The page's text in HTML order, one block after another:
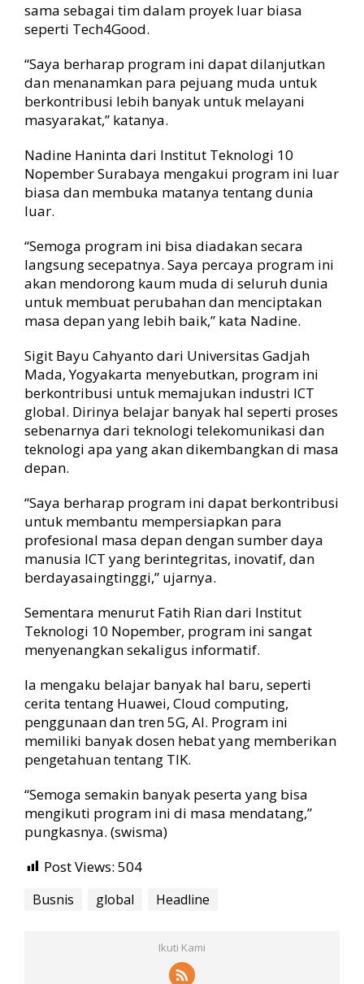
sama sebagai tim dalam proyek luar biasa
seperti Tech4Good.
“Saya berharap program ini dapat dilanjutkan
dan menanamkan para pejuang muda untuk
berkontribusi lebih banyak untuk melayani
masyarakat,” katanya.
Nadine Haninta dari Institut Teknologi 10
Nopember Surabaya mengakui program ini luar
biasa dan membuka matanya tentang dunia
luar.
“Semoga program ini bisa diadakan secara
langsung secepatnya. Saya percaya program ini
akan mendorong kaum muda di seluruh dunia
untuk membuat perubahan dan menciptakan
masa depan yang lebih baik,” kata Nadine.
Sigit Bayu Cahyanto dari Universitas Gadjah
Mada, Yogyakarta menyebutkan, program ini
berkontribusi untuk memajukan industri ICT
global. Dirinya belajar banyak hal seperti proses
sebenarnya dari teknologi telekomunikasi dan
teknologi apa yang akan dikembangkan di masa
depan.
“Saya berharap program ini dapat berkontribusi
untuk membantu mempersiapkan para
profesional masa depan dengan sumber daya
manusia ICT yang berintegritas, inovatif, dan
berdayasaingtinggi,” ujarnya.
Sementara menurut Fatih Rian dari Institut
Teknologi 10 Nopember, program ini sangat
menyenangkan sekaligus informatif.
Ia mengaku belajar banyak hal baru, seperti
cerita tentang Huawei, Cloud computing,
penggunaan dan tren 5G, AI. Program ini
memiliki banyak dosen hebat yang memberikan
pengetahuan tentang TIK.
“Semoga semakin banyak peserta yang bisa
mengikuti program ini di masa mendatang,”
pungkasnya. (swisma)
Post Views: 504
Busnis global Headline
Ikuti Kami